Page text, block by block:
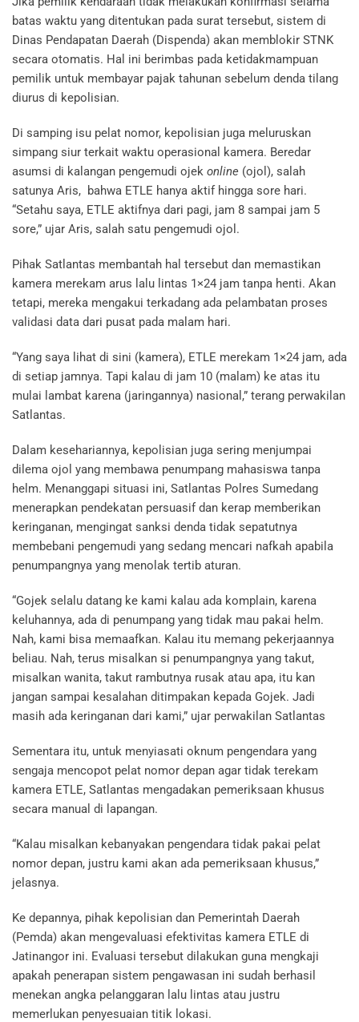
batas waktu yang ditentukan pada surat tersebut, sistem di
Dinas Pendapatan Daerah (Dispenda) akan memblokir STNK
secara otomatis. Hal ini berimbas pada ketidakmampuan
pemilik untuk membayar pajak tahunan sebelum denda tilang
diurus di kepolisian.
Di samping isu pelat nomor, kepolisian juga meluruskan
simpang siur terkait waktu operasional kamera. Beredar
asumsi di kalangan pengemudi ojek online (ojol), salah
satunya Aris, bahwa ETLE hanya aktif hingga sore hari.
“Setahu saya, ETLE aktifnya dari pagi, jam 8 sampai jam 5
sore,” ujar Aris, salah satu pengemudi ojol.
Pihak Satlantas membantah hal tersebut dan memastikan
kamera merekam arus lalu lintas 1×24 jam tanpa henti. Akan
tetapi, mereka mengakui terkadang ada pelambatan proses
validasi data dari pusat pada malam hari.
“Yang saya lihat di sini (kamera), ETLE merekam 1×24 jam, ada
di setiap jamnya. Tapi kalau di jam 10 (malam) ke atas itu
mulai lambat karena (jaringannya) nasional,” terang perwakilan
Satlantas.
Dalam kesehariannya, kepolisian juga sering menjumpai
dilema ojol yang membawa penumpang mahasiswa tanpa
helm. Menanggapi situasi ini, Satlantas Polres Sumedang
menerapkan pendekatan persuasif dan kerap memberikan
keringanan, mengingat sanksi denda tidak sepatutnya
membebani pengemudi yang sedang mencari nafkah apabila
penumpangnya yang menolak tertib aturan.
“Gojek selalu datang ke kami kalau ada komplain, karena
keluhannya, ada di penumpang yang tidak mau pakai helm.
Nah, kami bisa memaafkan. Kalau itu memang pekerjaannya
beliau. Nah, terus misalkan si penumpangnya yang takut,
misalkan wanita, takut rambutnya rusak atau apa, itu kan
jangan sampai kesalahan ditimpakan kepada Gojek. Jadi
masih ada keringanan dari kami,” ujar perwakilan Satlantas
Sementara itu, untuk menyiasati oknum pengendara yang
sengaja mencopot pelat nomor depan agar tidak terekam
kamera ETLE, Satlantas mengadakan pemeriksaan khusus
secara manual di lapangan.
“Kalau misalkan kebanyakan pengendara tidak pakai pelat
nomor depan, justru kami akan ada pemeriksaan khusus,”
jelasnya.
Ke depannya, pihak kepolisian dan Pemerintah Daerah
(Pemda) akan mengevaluasi efektivitas kamera ETLE di
Jatinangor ini. Evaluasi tersebut dilakukan guna mengkaji
apakah penerapan sistem pengawasan ini sudah berhasil
menekan angka pelanggaran lalu lintas atau justru
memerlukan penyesuaian titik lokasi.